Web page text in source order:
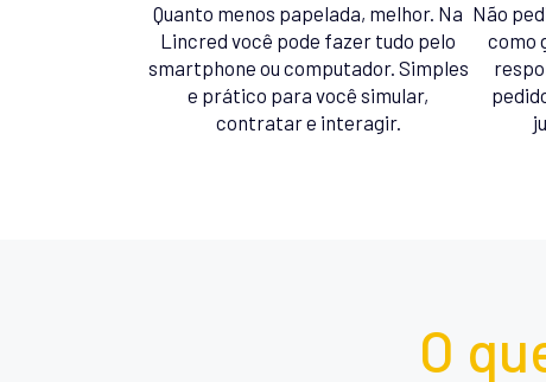
Quanto menos papelada, melhor. Na
Lincred você pode fazer tudo pelo
smartphone ou computador. Simples
e prático para você simular,
contratar e interagir.
Não
como
O